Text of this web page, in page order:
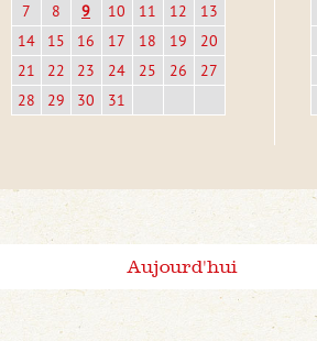
7
8 9 10 11 12
13
14
15 16 17 18 19
20
21
22 23 24 25 26
27
28
29 30 31
Aujourd'hui